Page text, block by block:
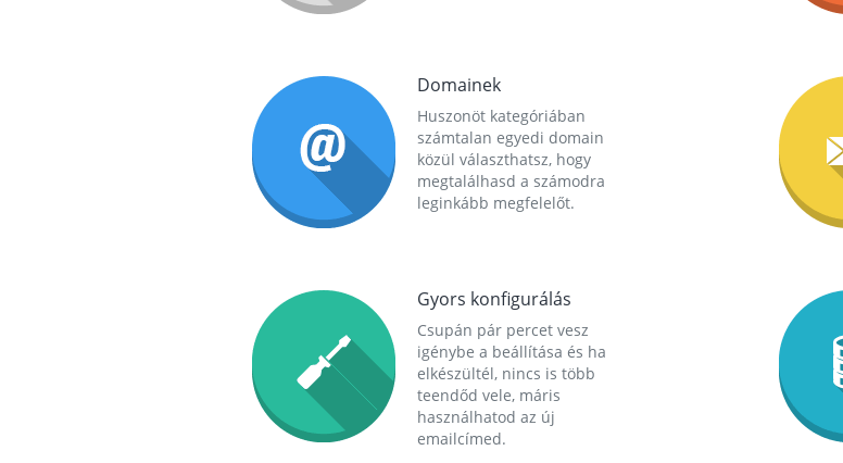
Domainek
Huszonöt kategóriában
számtalan egyedi domain
közül választhatsz, hogy
megtalálhasd a számodra
leginkább megfelelőt.
Gyors konfigurálás
Csupán pár percet vesz
igénybe a beállítása és ha
elkészültél, nincs is több
teendőd vele, máris
használhatod az új
emailcímed.